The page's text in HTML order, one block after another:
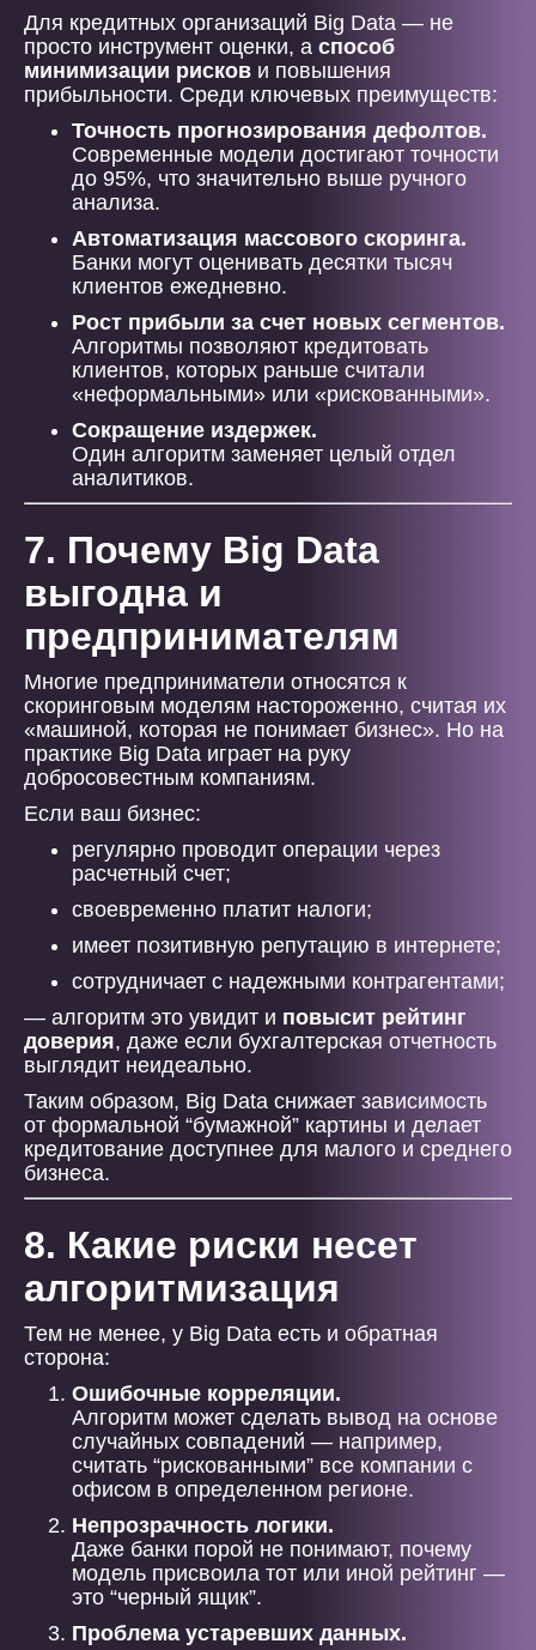
Для кредитных организаций Big Data — не
просто инструмент оценки, а способ
минимизации рисков и повышения
прибыльности. Среди ключевых преимуществ:
Точность прогнозирования дефолтов.
Современные модели достигают точности
до 95%, что значительно выше ручного
анализа.
Автоматизация массового скоринга.
Банки могут оценивать десятки тысяч
клиентов ежедневно.
Рост прибыли за счет новых сегментов.
Алгоритмы позволяют кредитовать
клиентов, которых раньше считали
«неформальными» или «рискованными».
Сокращение издержек.
Один алгоритм заменяет целый отдел
аналитиков.
7. Почему Big Data
выгодна и
предпринимателям
Многие предприниматели относятся к
скоринговым моделям настороженно, считая их
«машиной, которая не понимает бизнес». Но на
практике Big Data играет на руку
добросовестным компаниям.
Если ваш бизнес:
регулярно проводит операции через
расчетный счет;
своевременно платит налоги;
имеет позитивную репутацию в интернете;
сотрудничает с надежными контрагентами;
— алгоритм это увидит и повысит рейтинг
доверия, даже если бухгалтерская отчетность
выглядит неидеально.
Таким образом, Big Data снижает зависимость
от формальной “бумажной” картины и делает
кредитование доступнее для малого и среднего
бизнеса.
8. Какие риски несет
алгоритмизация
Тем не менее, у Big Data есть и обратная
сторона:
Ошибочные корреляции.
Алгоритм может сделать вывод на основе
случайных совпадений — например,
считать “рискованными” все компании с
офисом в определенном регионе.
Непрозрачность логики.
Даже банки порой не понимают, почему
модель присвоила тот или иной рейтинг —
это “черный ящик”.
Проблема устаревших данных.